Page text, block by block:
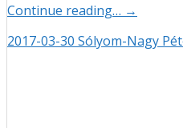
Continue reading… →
2017-03-30 Sólyom-Nagy